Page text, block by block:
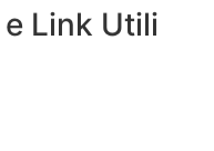
Link Utili